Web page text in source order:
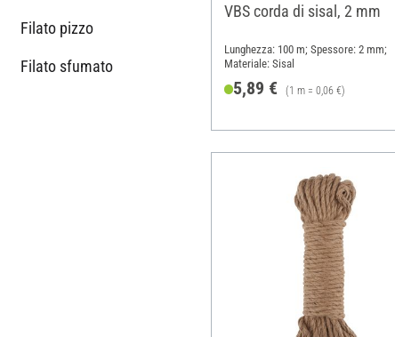
Filato pizzo
Filato sfumato
VBS corda di sisal, 2 mm
Lunghezza: 100 m; Spessore: 2 mm;
Materiale: Sisal
5,89 € (1 m = 0,06 €)